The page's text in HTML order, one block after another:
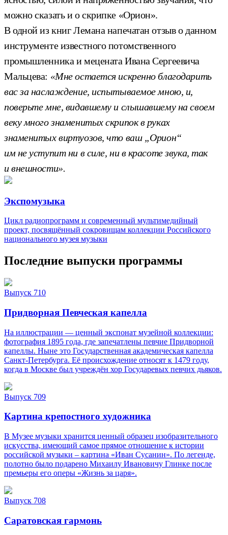
можно сказать и о скрипке «Орион».
В одной из книг Лемана напечатан отзыв о данном
инструменте известного потомственного
промышленника и мецената Ивана Сергеевича
Мальцева: «Мне остается искренно благодарить
вас за наслаждение, испытываемое мною, и,
поверьте мне, видавшему и слышавшему на своем
веку много знаменитых скрипок в руках
знаменитых виртуозов, что ваш „Орион“
им не уступит ни в силе, ни в красоте звука, так
и внешности».
Экспомузыка
Цикл радиопрограмм и современный мультимедийный
проект, посвящённый сокровищам коллекции Российского
национального музея музыки
Последние выпуски программы
Выпуск 710
Придворная Певческая капелла
На иллюстрации — ценный экспонат музейной коллекции:
фотография 1895 года, где запечатлены певчие Придворной
капеллы. Ныне это Государственная академическая капелла
Санкт‑Петербурга. Её происхождение относят к 1479 году,
когда в Москве был учреждён хор Государевых певчих дьяков.
Выпуск 709
Картина крепостного художника
В Музее музыки хранится ценный образец изобразительного
искусства, имеющий самое прямое отношение к истории
российской музыки – картина «Иван Сусанин». По легенде,
полотно было подарено Михаилу Ивановичу Глинке после
премьеры его оперы «Жизнь за царя».
Выпуск 708
Саратовская гармонь